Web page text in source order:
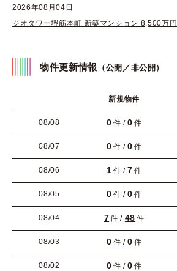
2026年08月04日
ジオタワー堺筋本町 新築マンション 8,500万円
物件更新情報 （公開／非公開）
新規物件
08/08 0 件 /0 件
08/07 0 件 /0 件
08/06 1 件 /7 件
08/05 0 件 /0 件
08/04 7件 / 48 件
08/03 0 件 /0 件
08/02 0 件 /0 件